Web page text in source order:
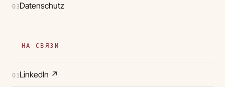
03Datenschutz
— НА СВЯЗИ
01LinkedIn ↗